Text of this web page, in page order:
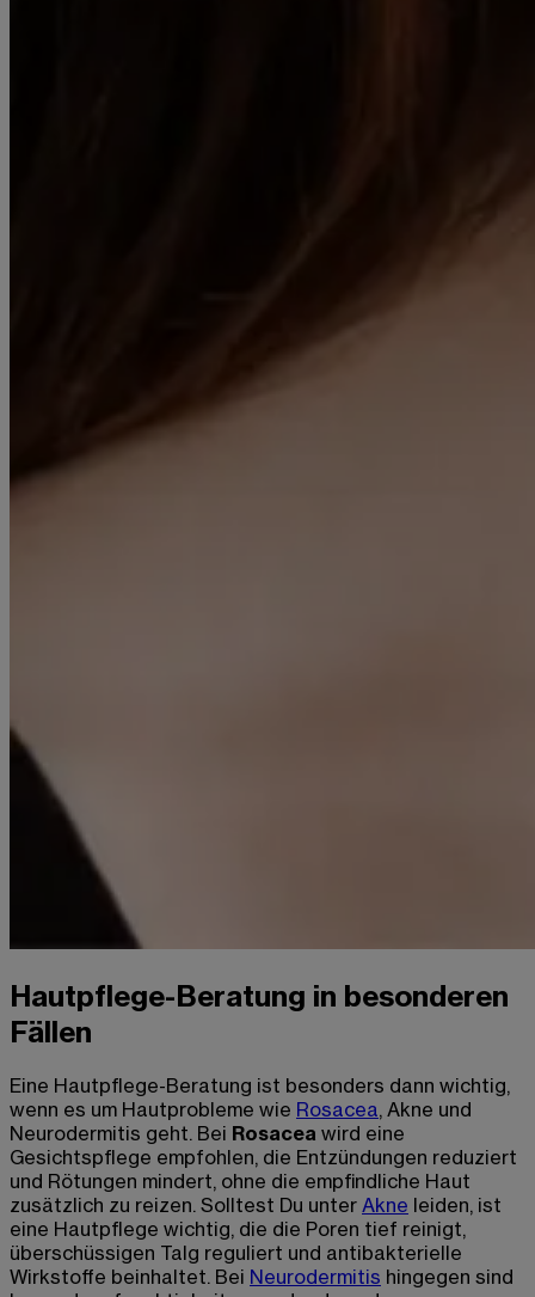
Hautpflege-Beratung in besonderen
Fällen
Eine Hautpflege-Beratung ist besonders dann wichtig,
wenn es um Hautprobleme wie Rosacea, Akne und
Neurodermitis geht. Bei Rosacea wird eine
Gesichtspflege empfohlen, die Entzündungen reduziert
und Rötungen mindert, ohne die empfindliche Haut
zusätzlich zu reizen. Solltest Du unter Akne leiden, ist
eine Hautpflege wichtig, die die Poren tief reinigt,
überschüssigen Talg reguliert und antibakterielle
Wirkstoffe beinhaltet. Bei Neurodermitis hingegen sind